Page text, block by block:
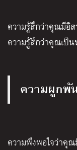
ความรู้สึกว่าคุณมีอิส
ความรู้สึกว่าคุณเป็น
ความผูกพั
ความพึงพอใจว่าคุ